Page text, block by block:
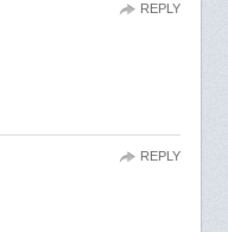
REPLY
REPLY